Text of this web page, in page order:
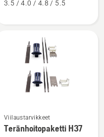
in-3.5 / 4.0 / 4.8 / 5.5
Katso
lisätietoja
Viilaustarvikkeet
Teränhoitopaketti H37